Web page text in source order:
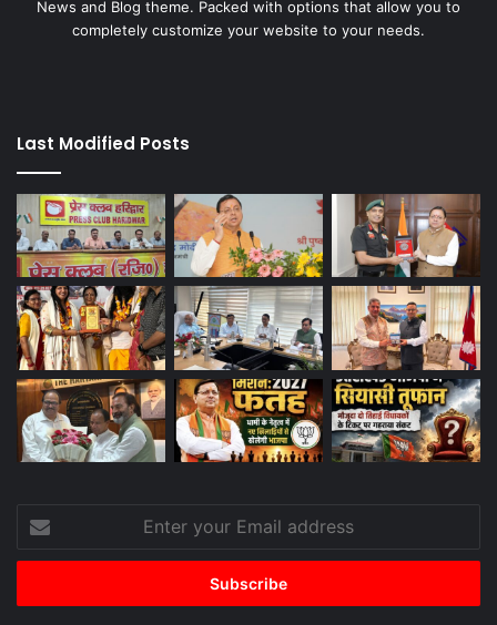
News and Blog theme. Packed with options that allow you to
completely customize your website to your needs.
Last Modified Posts
Enter
your
Email